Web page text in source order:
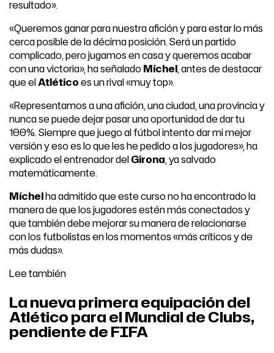
resultado».
«Queremos ganar para nuestra afición y para estar lo más
cerca posible de la décima posición. Será un partido
complicado, pero jugamos en casa y queremos acabar
con una victoria», ha señaladoMíchel, antes de destacar
que elAtléticoes un rival «muy top».
«Representamos a una afición, una ciudad, una provincia y
nunca se puede dejar pasar una oportunidad de dar tu
100%. Siempre que juego al fútbol intento dar mi mejor
versión y eso es lo que les he pedido a los jugadores», ha
explicado el entrenador delGirona, ya salvado
matemáticamente.
Míchelha admitido que este curso no ha encontrado la
manera de que los jugadores estén más conectados y
que también debe mejorar su manera de relacionarse
con los futbolistas en los momentos «más críticos y de
más dudas».
Lee también
La nueva primera equipación del
Atlético para el Mundial de Clubs,
pendiente de FIFA